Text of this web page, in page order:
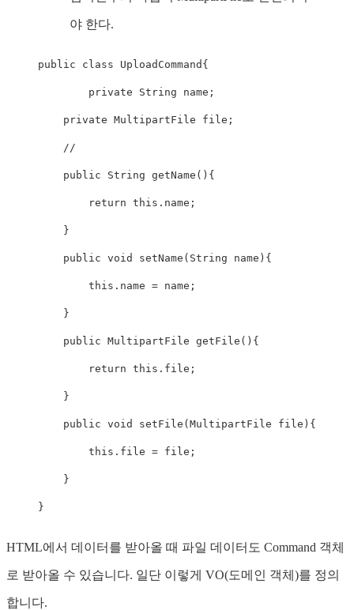
야 한다.
public class UploadCommand {
private String name ;
private MultipartFile file ;
//
public String getName ( ) {
return this . name ;
}
public void setName ( String name ) {
this . name = name ;
}
public MultipartFile getFile ( ) {
return this . file ;
}
public void setFile ( MultipartFile file ) {
this . file = file ;
}
}
HTML에서 데이터를 받아올 때 파일 데이터도 Command 객체
로 받아올 수 있습니다. 일단 이렇게 VO(도메인 객체)를 정의
합니다.